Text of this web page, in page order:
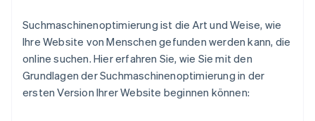
Suchmaschinenoptimierung ist die Art und Weise, wie
Ihre Website von Menschen gefunden werden kann, die
online suchen. Hier erfahren Sie, wie Sie mit den
Grundlagen der Suchmaschinenoptimierung in der
ersten Version Ihrer Website beginnen können: